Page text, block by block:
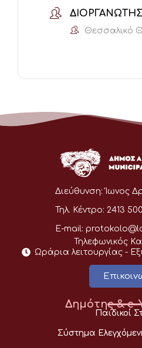
ΔΙΟΡΓΑΝΩΤΉΣ
Θεσσαλικό
Διεύθυνση: Ίωνος
Τηλ. Κέντρο: 2413
E-mail:
Τηλεφωνικός
Ωράρια λειτουργίας -
Δημότης & e-
Παιδικοί
Σύστημα